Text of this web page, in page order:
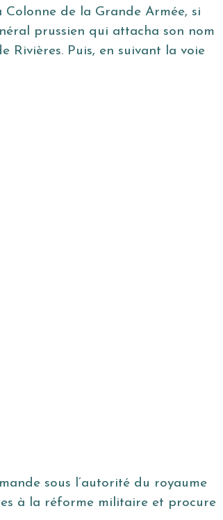
Colonne de la Grande Armée, si
prussien qui attacha son nom
Rivières. Puis, en suivant la voie
sous l’autorité du royaume
à la réforme militaire et procure